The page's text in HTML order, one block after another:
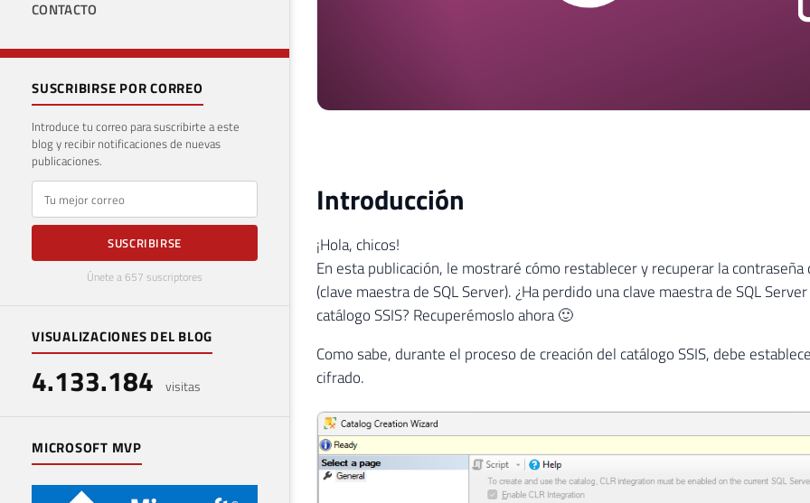
CONTACTO
SUSCRIBIRSE POR CORREO
Introduce tu correo para suscribirte a este
blog y recibir notificaciones de nuevas
publicaciones.
E-mail
SUSCRIBIRSE
Únete a 657 suscriptores
VISUALIZACIONES DEL BLOG
4.133.184 visitas
MICROSOFT MVP
Introducción
¡Hola, chicos!
En esta publicación, le mostraré cómo restablecer y recuperar la contraseña
(clave maestra de SQL Server). ¿Ha perdido una clave maestra de SQL
catálogo SSIS? Recuperémoslo ahora 🙂
Como sabe, durante el proceso de creación del catálogo SSIS, debe
cifrado.